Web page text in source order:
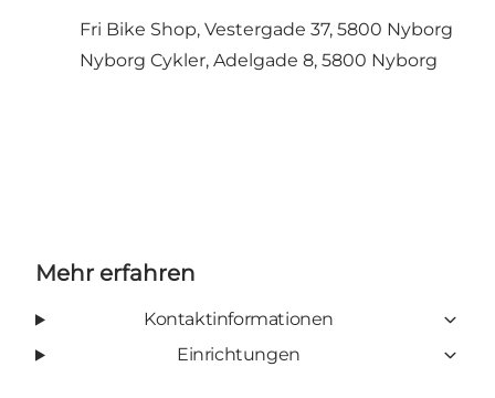
Fri Bike Shop, Vestergade 37, 5800 Nyborg
Nyborg Cykler, Adelgade 8, 5800 Nyborg
Mehr erfahren
Kontaktinformationen
Einrichtungen